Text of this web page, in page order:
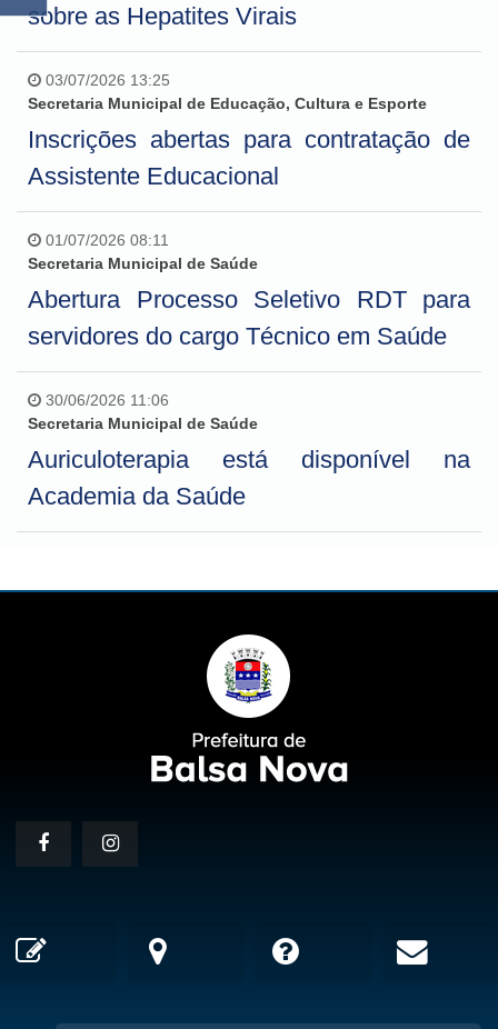
sobre as Hepatites Virais
03/07/2026 13:25
Secretaria Municipal de Educação, Cultura e Esporte
Inscrições abertas para contratação de
Assistente Educacional
01/07/2026 08:11
Secretaria Municipal de Saúde
Abertura Processo Seletivo RDT para
servidores do cargo Técnico em Saúde
30/06/2026 11:06
Secretaria Municipal de Saúde
Auriculoterapia está disponível na
Academia da Saúde